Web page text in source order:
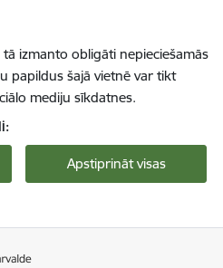
izmanto obligāti nepieciešamās
papildus šajā vietnē var tikt
mediju sīkdatnes.
Apstiprināt visas